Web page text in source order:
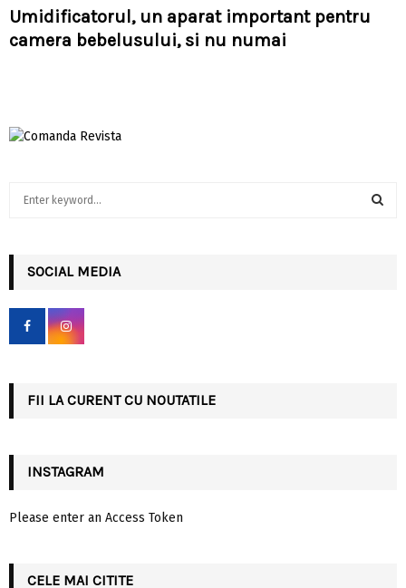
Umidificatorul, un aparat important pentru
camera bebelusului, si nu numai
h
f
r
SOCIAL MEDIA
FII LA CURENT CU NOUTATILE
INSTAGRAM
Please enter an Access Token
CELE MAI CITITE